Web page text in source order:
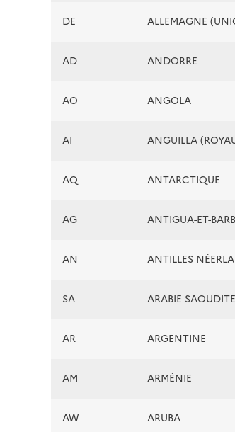
DE ALLEMAGNE
AD ANDORRE
AO ANGOLA
AI ANGUILLA
AQ ANTARCTIQUE
AG ANTIGUA-ET-
AN ANTILLES
SA ARABIE SAOUDITE
AR ARGENTINE
AM ARMÉNIE
AW ARUBA